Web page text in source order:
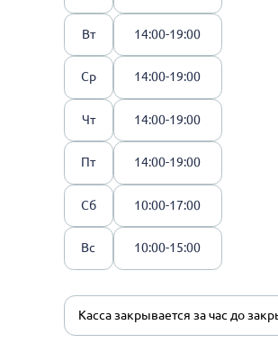
Вт 14:00-19:00
Ср 14:00-19:00
Чт 14:00-19:00
Пт 14:00-19:00
Сб 10:00-17:00
Вс 10:00-15:00
Касса закрывается за час до